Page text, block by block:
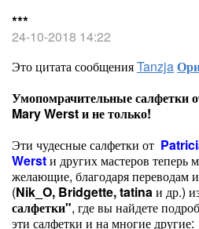
***
24-10-2018 14:22
Это цитата сообщенияTanzja
Умопомрачительные
Mary Werst и не только!
Эти чудесные салфетки от
Werstи других мастеров теперь
желающие, благодаря переводам
(Nik_O, Bridgette,tatinaи др.)
салфетки", где вы найдете
эти салфетки и на многие другие: